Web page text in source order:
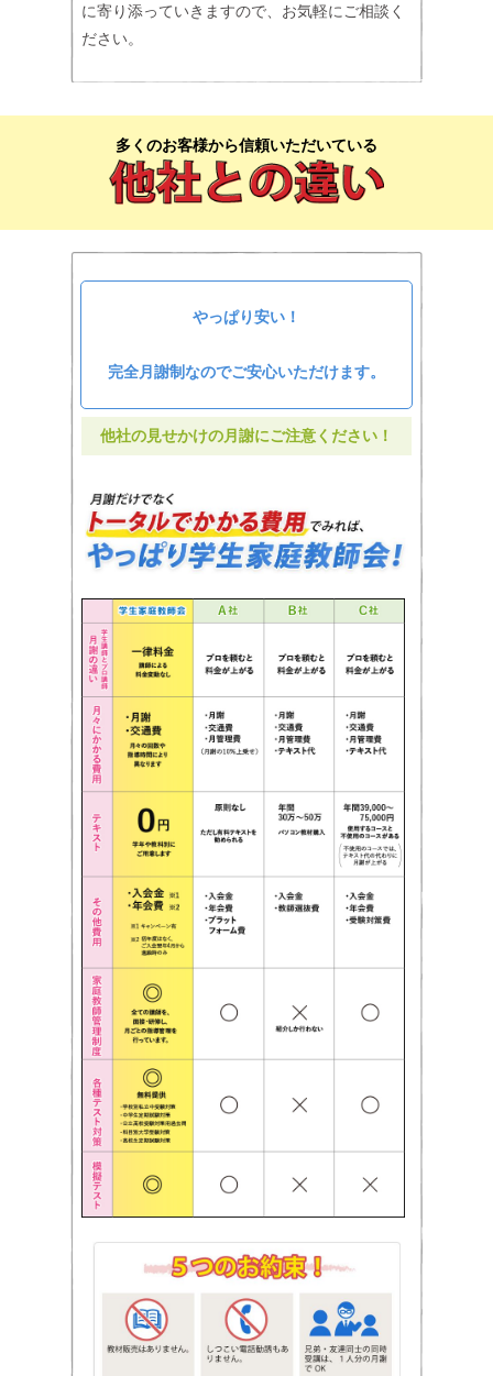
に寄り添っていきますので、お気軽にご相談く
ださい。
多くのお客様から信頼いただいている
やっぱり安い！
完全月謝制なのでご安心いただけます。
他社の見せかけの月謝にご注意ください！